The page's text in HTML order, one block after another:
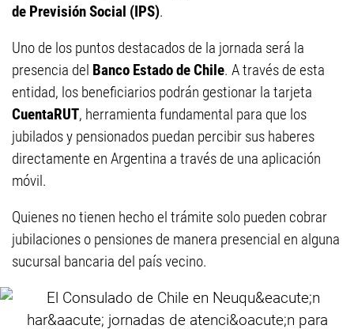
de Previsión Social (IPS).
Uno de los puntos destacados de la jornada será la
presencia del Banco Estado de Chile. A través de esta
entidad, los beneficiarios podrán gestionar la tarjeta
CuentaRUT, herramienta fundamental para que los
jubilados y pensionados puedan percibir sus haberes
directamente en Argentina a través de una aplicación
móvil.
Quienes no tienen hecho el trámite solo pueden cobrar
jubilaciones o pensiones de manera presencial en alguna
sucursal bancaria del país vecino.